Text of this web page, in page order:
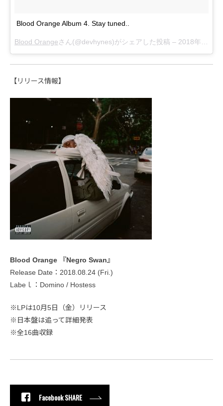
Blood Orange Album 4. Stay tuned..
Blood Orangeさん(@devhynes)がシェアした投稿 – 2018年 7月月18日午後7時03分PDT
【リリース情報】
Blood Orange 『Negro Swan』
Release Date：2018.08.24 (Fri.)
Labeｌ：Domino / Hostess
※LPは10月5日（金）リリース
※日本盤は追って詳細発表
※全16曲収録
Facebook SHARE